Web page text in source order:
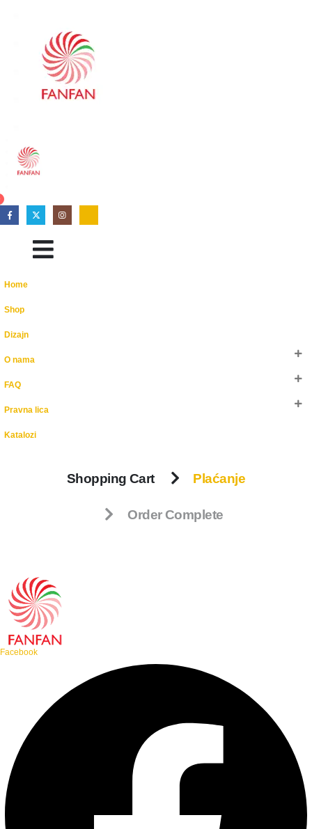
Home
Shop
Dizajn
O nama
FAQ
Pravna lica
Katalozi
Shopping Cart Plaćanje
Order Complete
Facebook